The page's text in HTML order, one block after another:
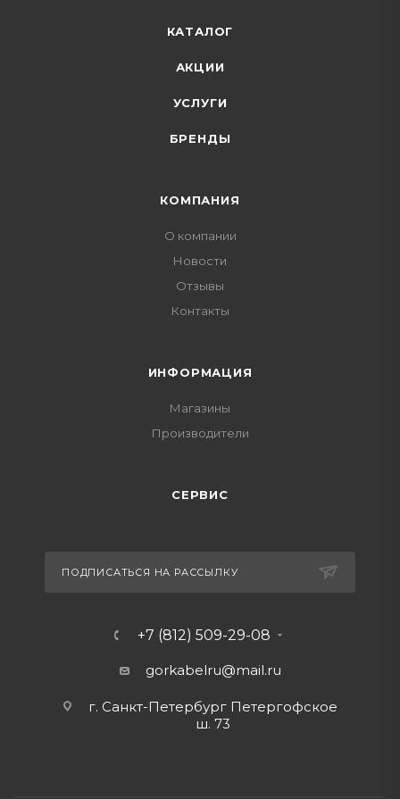
КАТАЛОГ
АКЦИИ
УСЛУГИ
БРЕНДЫ
КОМПАНИЯ
О компании
Новости
Отзывы
Контакты
ИНФОРМАЦИЯ
Магазины
Производители
СЕРВИС
ПОДПИСАТЬСЯ НА РАССЫЛКУ
+7 (812) 509-29-08
gorkabelru@mail.ru
г. Санкт-Петербург Петергофское
ш. 73